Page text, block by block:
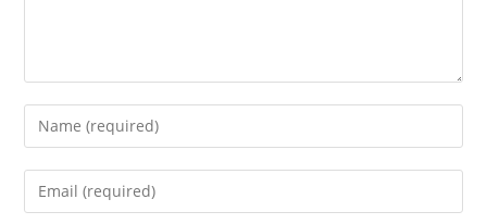
Enter
your
name
Enter
your